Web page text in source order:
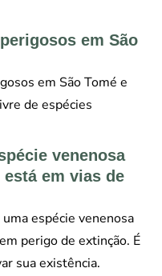
em São
em São Tomé e
de espécies
venenosa
está em vias de
espécie venenosa
perigo de extinção. É
sua existência.